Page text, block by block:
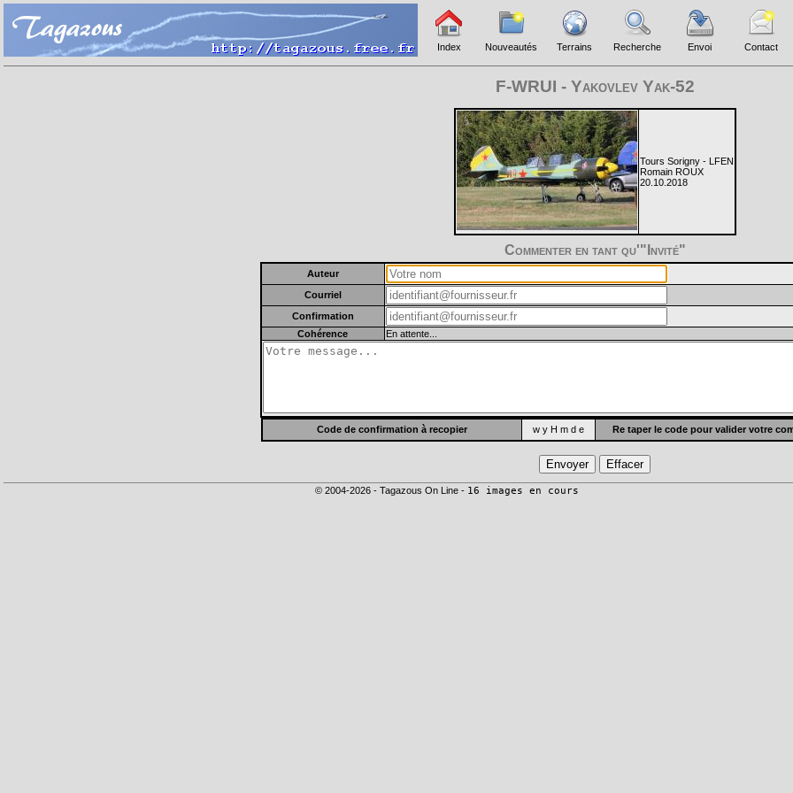
Index Nouveautés Terrains Recherche Envoi Contact
F-WRUI - Yakovlev Yak-52
Tours Sorigny - LFEN
Romain ROUX
20.10.2018
Commenter en tant qu'"Invité"
Auteur
Courriel
Confirmation
Cohérence
En attente...
Code de confirmation à recopier w y H m d e Re taper le code pour valider votre
© 2004-2026 - Tagazous On Line - 16 images en cours